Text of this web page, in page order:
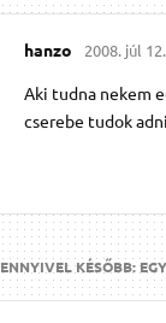
hanzo 2008. júl 12.
Aki tudna nekem
cserebe tudok
ENNYIVEL KÉSŐBB: